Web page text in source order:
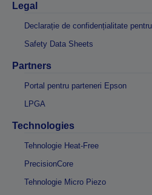
Legal
Declarație de confidențialitate
Safety Data Sheets
Partners
Portal pentru parteneri Epson
LPGA
Technologies
Tehnologie Heat-Free
PrecisionCore
Tehnologie Micro Piezo